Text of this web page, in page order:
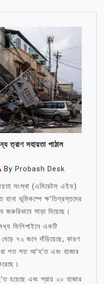
ত্রাণ সহায়তা পাঠাল
By Probash Desk
সংস্থা (এমিরেটস এইড)
ভূমিকম্পে ক্ষ’তিগ্রস্তদের
জরুরিভাবে সাড়া দিয়েছে।
ফিলিপাইনে একটি
৭২ জনে দাঁড়িয়েছে, কারণ
শত শত আ’হ’ত এবং হাজার
হয়েছে এবং প্রায় ২০ হাজার